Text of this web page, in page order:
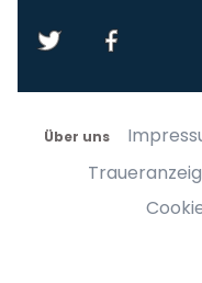
Über uns